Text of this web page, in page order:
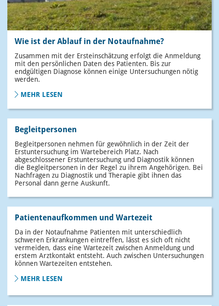
Wie ist der Ablauf in der Notaufnahme?
Zusammen mit der Ersteinschätzung erfolgt die Anmeldung
mit den persönlichen Daten des Patienten. Bis zur
endgültigen Diagnose können einige Untersuchungen nötig
werden.
MEHR LESEN
Begleitpersonen
Begleitpersonen nehmen für gewöhnlich in der Zeit der
Erstuntersuchung im Wartebereich Platz. Nach
abgeschlossener Erstuntersuchung und Diagnostik können
die Begleitpersonen in der Regel zu ihrem Angehörigen. Bei
Nachfragen zu Diagnostik und Therapie gibt ihnen das
Personal dann gerne Auskunft.
Patientenaufkommen und Wartezeit
Da in der Notaufnahme Patienten mit unterschiedlich
schweren Erkrankungen eintreffen, lässt es sich oft nicht
vermeiden, dass eine Wartezeit zwischen Anmeldung und
erstem Arztkontakt entsteht. Auch zwischen Untersuchungen
können Wartezeiten entstehen.
MEHR LESEN